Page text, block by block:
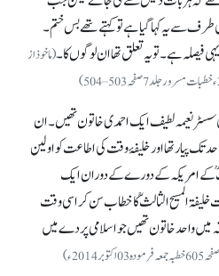
طرف سے یہ کہا گیا ہے تو کہتے تھے بس ختم۔
فیصلہ ہے۔ تو یہ تعلق تھا ان لوگوں کا۔(ماخوذ از
کی سسٹر نعیمہ لطیف ایک احمدی خاتون تھیں۔ ان
پیار تھا اور خلیفۂ وقت کی اطاعت کو اولین
کے امریکہ کے دورے کے دوران ایک
المسیح الثالثؒ کا خطاب سن کر اسی وقت
میں واحد خاتون تھیں جو اسلامی پردے میں